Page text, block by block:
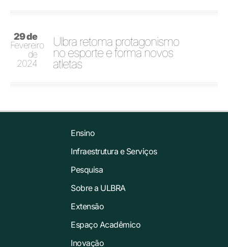
29 de
Fevereiro
de
2024
Ulbra retoma protagonismo
no esporte e forma novos
atletas
Ensino
Infraestrutura e Serviços
Pesquisa
Sobre a ULBRA
Extensão
Espaço Acadêmico
Inovação